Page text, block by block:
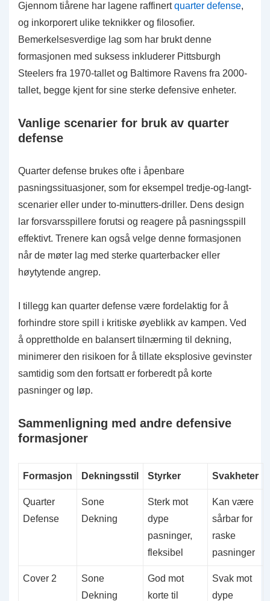
Gjennom tiårene har lagene raffinertquarter defense,
og inkorporert ulike teknikker og filosofier.
Bemerkelsesverdige lag som har brukt denne
formasjonen med suksess inkluderer Pittsburgh
Steelers fra 1970-tallet og Baltimore Ravens fra 2000-
tallet, begge kjent for sine sterke defensive enheter.
Vanlige scenarier for bruk av quarter
defense
Quarter defense brukes ofte i åpenbare
pasningssituasjoner, som for eksempel tredje-og-langt-
scenarier eller under to-minutters-driller. Dens design
lar forsvarsspillere forutsi og reagere på pasningsspill
effektivt. Trenere kan også velge denne formasjonen
når de møter lag med sterke quarterbacker eller
høytytende angrep.
I tillegg kan quarter defense være fordelaktig for å
forhindre store spill i kritiske øyeblikk av kampen. Ved
å opprettholde en balansert tilnærming til dekning,
minimerer den risikoen for å tillate eksplosive gevinster
samtidig som den fortsatt er forberedt på korte
pasninger og løp.
Sammenligning med andre defensive
formasjoner
Formasjon Dekningsstil Styrker Svakheter
Quarter
Defense
Sone
Dekning
Sterk mot
dype
pasninger,
fleksibel
Kan være
sårbar for
raske
pasninger
Cover 2
Sone
Dekning
God mot
korte til
Svak mot
dype